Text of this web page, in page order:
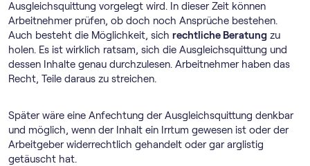
Ausgleichsquittung vorgelegt wird. In dieser Zeit können
Arbeitnehmer prüfen, ob doch noch Ansprüche bestehen.
Auch besteht die Möglichkeit, sich rechtliche Beratung zu
holen. Es ist wirklich ratsam, sich die Ausgleichsquittung und
dessen Inhalte genau durchzulesen. Arbeitnehmer haben das
Recht, Teile daraus zu streichen.
Später wäre eine Anfechtung der Ausgleichsquittung denkbar
und möglich, wenn der Inhalt ein Irrtum gewesen ist oder der
Arbeitgeber widerrechtlich gehandelt oder gar arglistig
getäuscht hat.